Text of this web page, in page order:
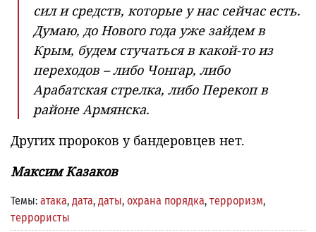
сил и средств, которые у нас сейчас есть.
Думаю, до Нового года уже зайдем в
Крым, будем стучаться в какой-то из
переходов – либо Чонгар, либо
Арабатская стрелка, либо Перекоп в
районе Армянска.
Других пророков у бандеровцев нет.
Максим Казаков
Темы: атака, дата, даты, охрана порядка, терроризм,
террористы